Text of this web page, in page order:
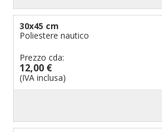
pennoni per bandiere
30x45 cm
Poliestere nautico
Prezzo cda:
12,00 €
(IVA inclusa)